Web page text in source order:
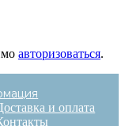
авторизоваться.
и оплата